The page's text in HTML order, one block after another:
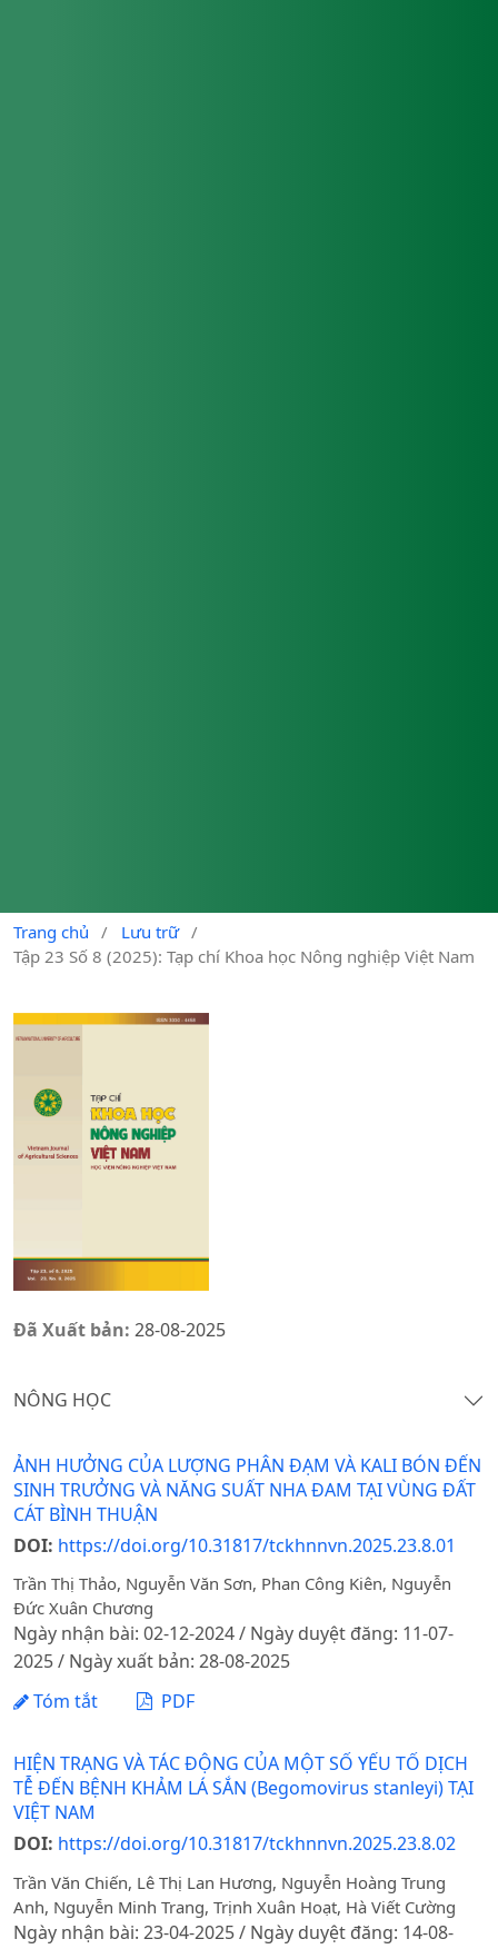
Trang chủ / Lưu trữ /
Tập 23 Số 8 (2025): Tạp chí Khoa học Nông nghiệp Việt Nam
Đã Xuất bản: 28-08-2025
NÔNG HỌC
ẢNH HƯỞNG CỦA LƯỢNG PHÂN ĐẠM VÀ KALI BÓN ĐẾN
SINH TRƯỞNG VÀ NĂNG SUẤT NHA ĐAM TẠI VÙNG ĐẤT
CÁT BÌNH THUẬN
DOI: https://doi.org/10.31817/tckhnnvn.2025.23.8.01
Trần Thị Thảo, Nguyễn Văn Sơn, Phan Công Kiên, Nguyễn
Đức Xuân Chương
Ngày nhận bài: 02-12-2024 / Ngày duyệt đăng: 11-07-
2025 / Ngày xuất bản: 28-08-2025
Tóm tắt
PDF
HIỆN TRẠNG VÀ TÁC ĐỘNG CỦA MỘT SỐ YẾU TỐ DỊCH
TỄ ĐẾN BỆNH KHẢM LÁ SẮN (Begomovirus stanleyi) TẠI
VIỆT NAM
DOI: https://doi.org/10.31817/tckhnnvn.2025.23.8.02
Trần Văn Chiến, Lê Thị Lan Hương, Nguyễn Hoàng Trung
Anh, Nguyễn Minh Trang, Trịnh Xuân Hoạt, Hà Viết Cường
Ngày nhận bài: 23-04-2025 / Ngày duyệt đăng: 14-08-